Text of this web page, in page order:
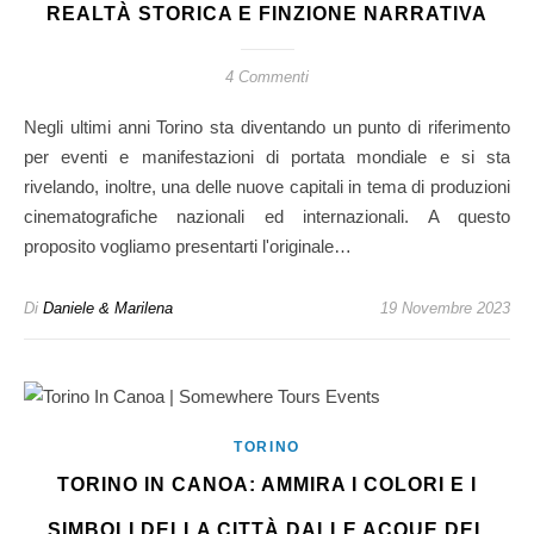
REALTÀ STORICA E FINZIONE NARRATIVA
4 Commenti
Negli ultimi anni Torino sta diventando un punto di riferimento
per eventi e manifestazioni di portata mondiale e si sta
rivelando, inoltre, una delle nuove capitali in tema di produzioni
cinematografiche nazionali ed internazionali. A questo
proposito vogliamo presentarti l'originale…
Di Daniele & Marilena 19 Novembre 2023
TORINO
TORINO IN CANOA: AMMIRA I COLORI E I
SIMBOLI DELLA CITTÀ DALLE ACQUE DEL